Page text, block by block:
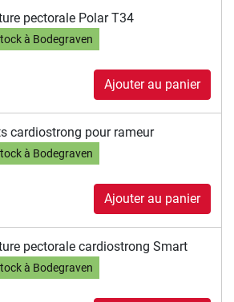
pectorale Polar T34
à Bodegraven
Ajouter au panier
cardiostrong pour rameur
à Bodegraven
Ajouter au panier
pectorale cardiostrong Smart
à Bodegraven